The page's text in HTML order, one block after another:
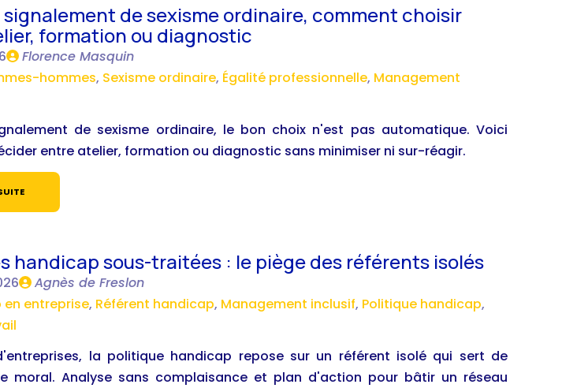
signalement de sexisme ordinaire, comment choisir
formation ou diagnostic
Publié
par
Florence Masquin
hommes, Sexisme ordinaire, Égalité professionnelle, Management
de sexisme ordinaire, le bon choix n'est pas automatique. Voici
entre atelier, formation ou diagnostic sans minimiser ni sur-réagir.
handicap sous-traitées : le piège des référents isolés
Publié
par
Agnès de Freslon
en entreprise, Référent handicap, Management inclusif, Politique handicap,
la politique handicap repose sur un référent isolé qui sert de
moral. Analyse sans complaisance et plan d'action pour bâtir un réseau